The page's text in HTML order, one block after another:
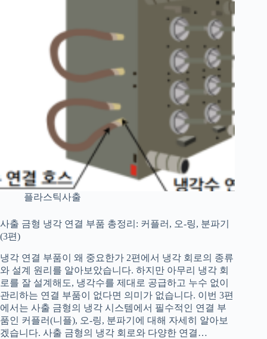
플라스틱사출
사출 금형 냉각 연결 부품 총정리: 커플러, 오-링, 분파기
(3편)
냉각 연결 부품이 왜 중요한가 2편에서 냉각 회로의 종류
와 설계 원리를 알아보았습니다. 하지만 아무리 냉각 회
로를 잘 설계해도, 냉각수를 제대로 공급하고 누수 없이
관리하는 연결 부품이 없다면 의미가 없습니다. 이번 3편
에서는 사출 금형의 냉각 시스템에서 필수적인 연결 부
품인 커플러(니플), 오-링, 분파기에 대해 자세히 알아보
겠습니다. 사출 금형의 냉각 회로와 다양한 연결…